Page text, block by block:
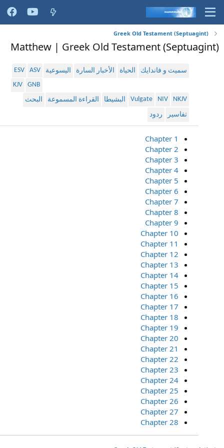
Greek Old Testament (Septuagint)
Matthew | Greek Old Testament (Septuagint)
سميث و فاندايك الحياة الأخبار السارة اليسوعية ASV
ESV
GNB
KJV
NKJV
NIV
Vulgate البشيطا القراءة المسموعة
البحث
تفاسير
ردود
Chapter 1
Chapter 2
Chapter 3
Chapter 4
Chapter 5
Chapter 6
Chapter 7
Chapter 8
Chapter 9
Chapter 10
Chapter 11
Chapter 12
Chapter 13
Chapter 14
Chapter 15
Chapter 16
Chapter 17
Chapter 18
Chapter 19
Chapter 20
Chapter 21
Chapter 22
Chapter 23
Chapter 24
Chapter 25
Chapter 26
Chapter 27
Chapter 28